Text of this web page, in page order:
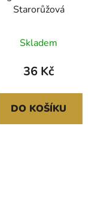
Starorůžová
Skladem
36 Kč
DO KOŠÍKU